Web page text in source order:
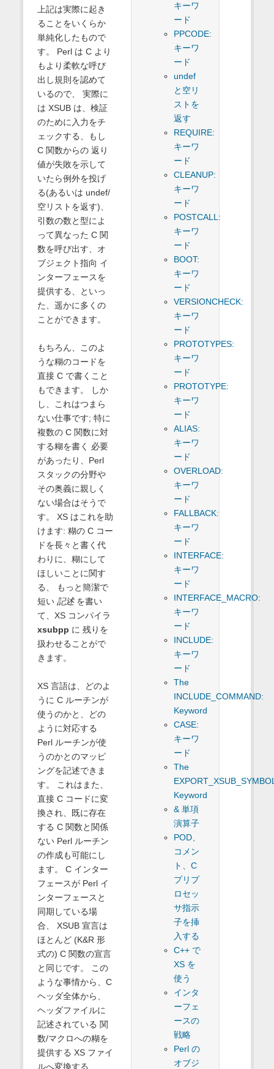
キーワ
ード
PPCODE:
キーワ
ード
undef
と空リ
ストを
返す
REQUIRE:
キーワ
ード
CLEANUP:
キーワ
ード
POSTCALL:
キーワ
ード
BOOT:
キーワ
ード
VERSIONCHECK:
キーワ
ード
PROTOTYPES:
キーワ
ード
PROTOTYPE:
キーワ
ード
ALIAS:
キーワ
ード
OVERLOAD:
キーワ
ード
FALLBACK:
キーワ
ード
INTERFACE:
キーワ
ード
INTERFACE_MACRO:
キーワ
ード
INCLUDE:
キーワ
ード
The
INCLUDE_COMMAND:
Keyword
CASE:
キーワ
ード
The
Keyword
& 単項
演算子
POD、
コメン
ト、C
プリプ
ロセッ
サ指示
子を挿
入する
C++ で
XS を
使う
インタ
ーフェ
ースの
戦略
Perl の
オブジ
上記は実際に起き
ることをいくらか
単純化したもので
す。 Perl は C より
もより柔軟な呼び
出し規則を認めて
いるので、 実際に
は XSUB は、検証
のために入力をチ
ェックする、もし
C 関数からの 返り
値が失敗を示して
いたら例外を投げ
る(あるいは undef/
空リストを返す)、
引数の数と型によ
って異なった C 関
数を呼び出す、オ
ブジェクト指向 イ
ンターフェースを
提供する、といっ
た、遥かに多くの
ことができます。
もちろん、このよ
うな糊のコードを
直接 C で書くこと
もできます。 しか
し、これはつまら
ない仕事です; 特に
複数の C 関数に対
する糊を書く 必要
があったり、Perl
スタックの分野や
その奥義に親しく
ない場合はそうで
す。 XS はこれを助
けます: 糊の C コー
ドを長々と書く代
わりに、糊にして
ほしいことに関す
る、 もっと簡潔で
短い 記述を書い
て、XS コンパイラ
xsubpp に 残りを
扱わせることがで
きます。
XS 言語は、どのよ
うに C ルーチンが
使うのかと、どの
ように対応する
Perl ルーチンが使
うのかとのマッピ
ングを記述できま
す。 これはまた、
直接 C コードに変
換され、既に存在
する C 関数と関係
ない Perl ルーチン
の作成も可能にし
ます。 C インター
フェースが Perl イ
ンターフェースと
同期している場
合、 XSUB 宣言は
ほとんど (K&R 形
式の) C 関数の宣言
と同じです。 この
ような事情から、C
ヘッダ全体から、
ヘッダファイルに
記述されている 関
数/マクロへの糊を
提供する XS ファイ
ルへ変換する、